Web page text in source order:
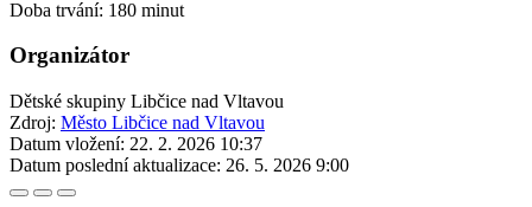
Doba trvání: 180 minut
Organizátor
Dětské skupiny Libčice nad Vltavou
Zdroj: Město Libčice nad Vltavou
Datum vložení: 22. 2. 2026 10:37
Datum poslední aktualizace: 26. 5. 2026 9:00